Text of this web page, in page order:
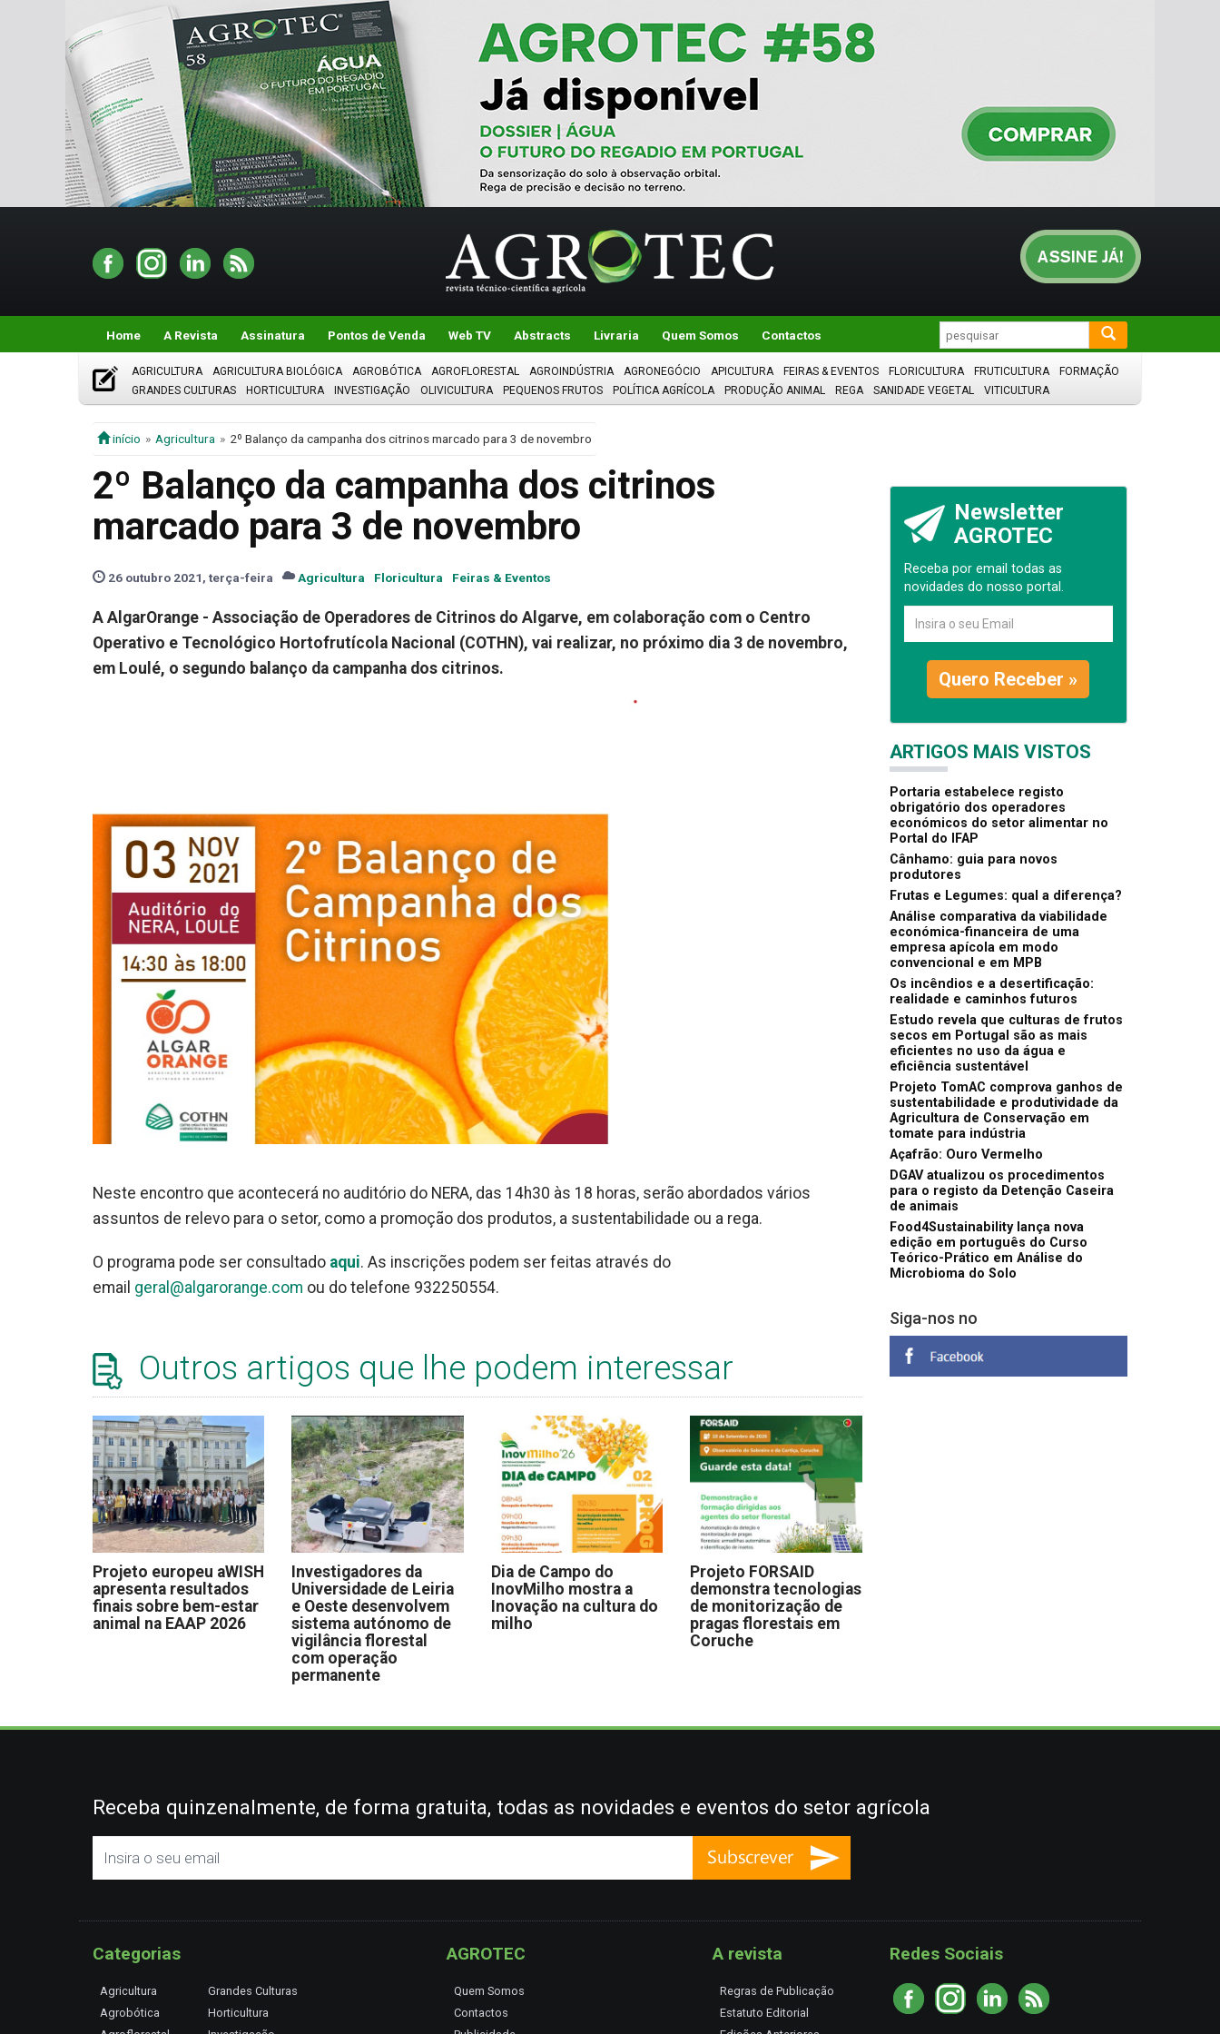
Home A Revista Assinatura Pontos de Venda Web TV Abstracts Livraria Quem Somos Contactos
AGRICULTURA AGRICULTURA BIOLÓGICA AGROBÓTICA AGROFLORESTAL AGROINDÚSTRIA AGRONEGÓCIO APICULTURA FEIRAS & EVENTOS FLORICULTURA FRUTICULTURA
FORMAÇÃO
GRANDES CULTURAS
HORTICULTURA INVESTIGAÇÃO OLIVICULTURA PEQUENOS FRUTOS POLÍTICA AGRÍCOLA PRODUÇÃO ANIMAL REGA SANIDADE VEGETAL VITICULTURA
início Agricultura 2º Balanço da campanha dos citrinos marcado para 3 de novembro
2º Balanço da campanha dos citrinos
marcado para 3 de novembro
26 outubro 2021, terça-feira Agricultura Floricultura Feiras & Eventos
A AlgarOrange - Associação de Operadores de Citrinos do Algarve, em colaboração com o Centro
Operativo e Tecnológico Hortofrutícola Nacional (COTHN), vai realizar, no próximo dia 3 de novembro,
em Loulé, o segundo balanço da campanha dos citrinos.
Neste encontro que acontecerá no auditório do NERA, das 14h30 às 18 horas, serão abordados vários
assuntos de relevo para o setor, como a promoção dos produtos, a sustentabilidade ou a rega.
O programa pode ser consultado aqui. As inscrições podem ser feitas através do
email geral@algarorange.com ou do telefone 932250554.
Outros artigos que lhe podem interessar
Projeto europeu aWISH
apresenta resultados
finais sobre bem-estar
animal na EAAP 2026
Investigadores da
Universidade de Leiria
e Oeste desenvolvem
sistema autónomo de
vigilância florestal
com operação
permanente
Dia de Campo do
InovMilho mostra a
Inovação na cultura do
milho
Projeto FORSAID
demonstra tecnologias
de monitorização de
pragas florestais em
Coruche
Newsletter
AGROTEC
Receba por email todas as
novidades do nosso portal.
Quero Receber »
ARTIGOS MAIS VISTOS
Portaria estabelece registo
obrigatório dos operadores
económicos do setor alimentar no
Portal do IFAP
Cânhamo: guia para novos
produtores
Frutas e Legumes: qual a diferença?
Análise comparativa da viabilidade
económica-financeira de uma
empresa apícola em modo
convencional e em MPB
Os incêndios e a desertificação:
realidade e caminhos futuros
Estudo revela que culturas de frutos
secos em Portugal são as mais
eficientes no uso da água e
eficiência sustentável
Projeto TomAC comprova ganhos de
sustentabilidade e produtividade da
Agricultura de Conservação em
tomate para indústria
Açafrão: Ouro Vermelho
DGAV atualizou os procedimentos
para o registo da Detenção Caseira
de animais
Food4Sustainability lança nova
edição em português do Curso
Teórico-Prático em Análise do
Microbioma do Solo
Siga-nos no
Receba quinzenalmente, de forma gratuita, todas as novidades e eventos do setor agrícola
Categorias
Agricultura
Agrobótica
Grandes Culturas
Horticultura
AGROTEC
Quem Somos
Contactos
A revista
Regras de Publicação
Estatuto Editorial
Redes Sociais